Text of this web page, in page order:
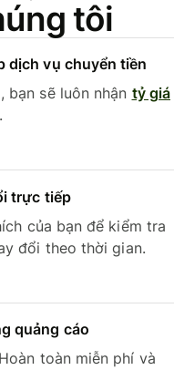
tôi
dịch vụ chuyển tiền
bạn sẽ luôn nhận tỷ giá
trực tiếp
của bạn để kiểm tra
đổi theo thời gian.
quảng cáo
toàn miễn phí và